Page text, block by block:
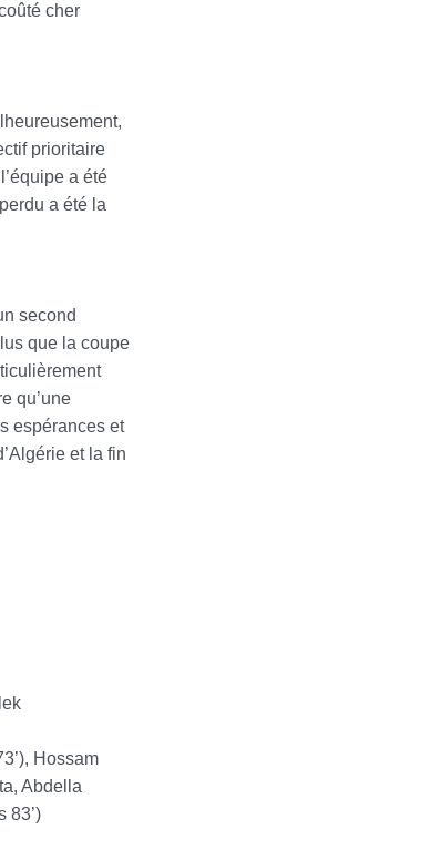
cher
prioritaire
a été
a été la
second
que la coupe
qu’une
espérances et
et la fin
Hossam
Abdella
83’)